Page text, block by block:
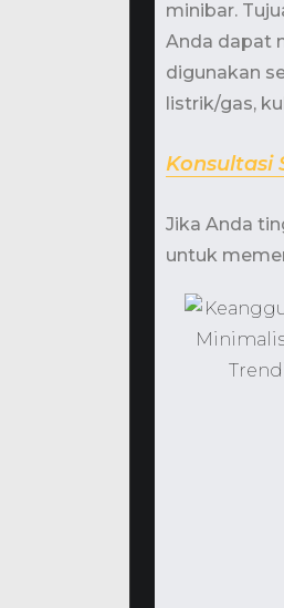
minibar.
Anda dapat
digunakan
listrik/gas,
Konsultasi
Jika Anda
untuk